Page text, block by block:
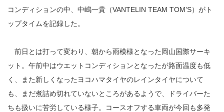
コンディションの中、中嶋一貴（VANTELIN TEAM TOM’S）がト
ップタイムを記録した。
前日とは打って変わり、朝から雨模様となった岡山国際サーキ
ット。午前中はウエットコンディションとなったが路面温度も低
く、また新しくなったヨコハマタイヤのレインタイヤについて
も、まだ煮詰め切れていないところがあるようで、ドライバーた
ちも扱いに苦労している様子。コースオフする車両が今回も多発